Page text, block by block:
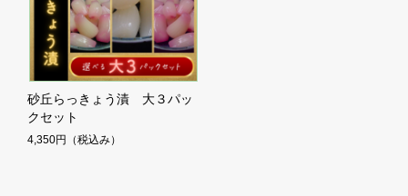
砂丘らっきょう漬 大３パッ
クセット
4,350円 （税込み）